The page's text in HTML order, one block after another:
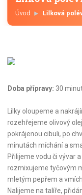
Úvod Lilková
Doba přípravy: 30
Lilky oloupeme a
rozehřejeme olivový
pokrájenou cibuli, po
minutách míchání a
Přilijeme vodu či vývar
rozmixujeme tyčovým
mletým pepřem a
Nalijeme na talíře,